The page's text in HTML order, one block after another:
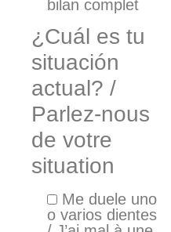
bilan complet
¿Cuál es tu
situación
actual? /
Parlez-nous
de votre
situation
Me duele uno
o varios dientes